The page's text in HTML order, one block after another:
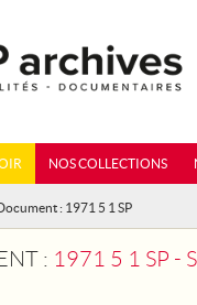
NOS COLLECTIONS
: 1971 5 1 SP
: 1971 5 1 SP -